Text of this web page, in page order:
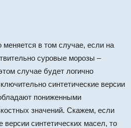
меняется в том случае, если на
суровые морозы –
случае будет логично
синтетические версии
пониженными
значений. Скажем, если
версии синтетических масел, то